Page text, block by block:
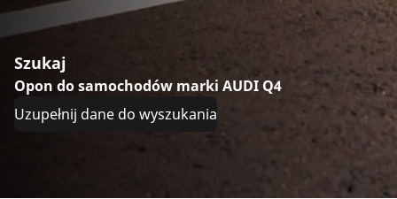
Szukaj
Opon do samochodów marki AUDI Q4
Uzupełnij dane do wyszukania